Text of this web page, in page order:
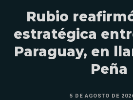
Rubio
estratégica
Paraguay, en
Peña
5 DE AGOSTO DE